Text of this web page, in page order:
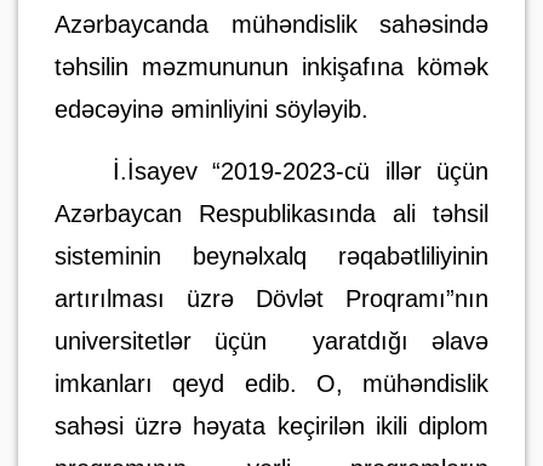
Azərbaycanda mühəndislik sahəsində
təhsilin məzmununun inkişafına kömək
edəcəyinə əminliyini söyləyib.
İ.İsayev “2019-2023-cü illər üçün
Azərbaycan Respublikasında ali təhsil
sisteminin beynəlxalq rəqabətliliyinin
artırılması üzrə Dövlət Proqramı”nın
universitetlər üçün yaratdığı əlavə
imkanları qeyd edib. O, mühəndislik
sahəsi üzrə həyata keçirilən ikili diplom